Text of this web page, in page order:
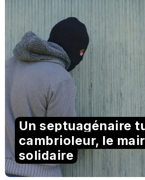
Un septuagénaire
cambrioleur, le
solidaire